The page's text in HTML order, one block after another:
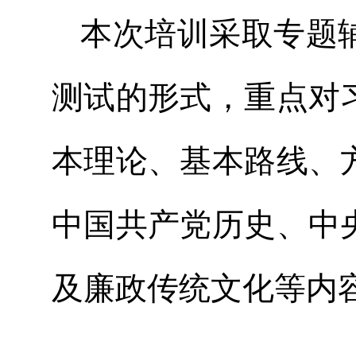
本次培训采取专题
测试的形式，重点对
本理论、基本路线、
中国共产党历史、中
及廉政传统文化等内